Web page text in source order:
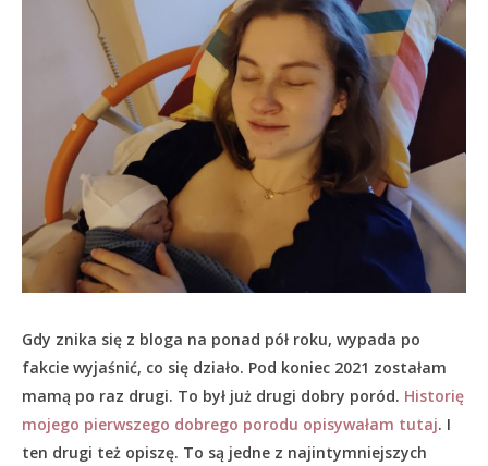
Gdy znika się z bloga na ponad pół roku, wypada po
fakcie wyjaśnić, co się działo. Pod koniec 2021 zostałam
mamą po raz drugi. To był już drugi dobry poród. Historię
mojego pierwszego dobrego porodu opisywałam tutaj. I
ten drugi też opiszę. To są jedne z najintymniejszych